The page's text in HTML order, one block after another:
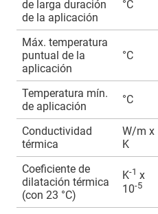
de larga duración
de la aplicación
°C
Máx. temperatura
puntual de la
aplicación
°C
Temperatura mín.
de aplicación
°C
Conductividad
térmica
W/m x
K
Coeficiente de
dilatación térmica
(con 23 °C)
K-1 x
10-5